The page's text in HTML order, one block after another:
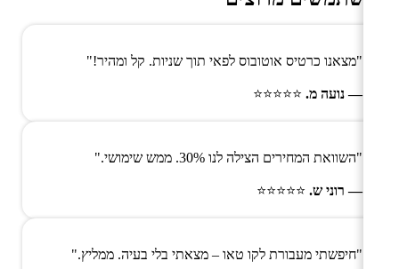
"מצאנו כרטיס אוטובוס לפאי תוך שניות. קל ומהיר!"
— נועה מ. ⭐⭐⭐⭐⭐
"השוואת המחירים הצילה לנו 30%. ממש שימושי."
— רוני ש. ⭐⭐⭐⭐⭐
"חיפשתי מעבורת לקו טאו – מצאתי בלי בעיה. ממליץ."